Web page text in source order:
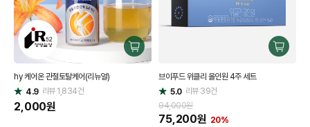
구
매
hy 케어온 관절토탈케어(리뉴얼)
별
점
4.9 리뷰1,834건
2,000원
구
브이푸드 위클리 올인원 4주 세트
별
점
5.0 리뷰39건
94,000원
75,200원 20%